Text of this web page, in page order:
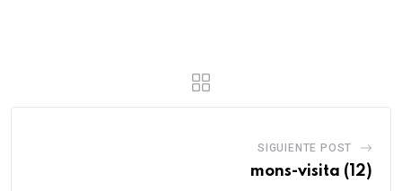
SIGUIENTE POST
mons-visita (12)